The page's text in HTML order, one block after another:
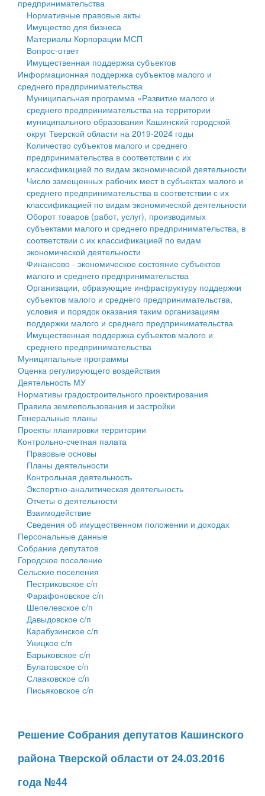
Государственные услуги
Промышленность и АПК
Экономика и бизнес
...
Символика
Устав
Гостям округа
Туризм
Культура
Образование
Здравоохранение
Социальная защита
Фотоальбом
муниципального округа Тверской области
Администрация Кашинского муниципального округа
Тверской области
Управление сельскими территориями
Открытые данные
Работа с обращениями граждан
Муниципальный контроль
Муниципальные услуги
Проекты административных регламентов
Антимонопольный комплаенс
Противодействие коррупции
Финансовое управление
Бюджет для граждан
Имущество
Выявление правообладателей ранее учтенных
объектов недвижимости
Имущественная поддержка субъектов малого и
среднего предпринимательства
Информационная поддержка субъектов малого и
среднего предпринимательства
Муниципальные программы
Контрольно-счетная палата
Персональные данные
Оценка регулирующего воздействия
Деятельность МУ
Нормативы градостроительного проектирования
Правила землепользования и застройки
Генеральные планы
Проекты планировки территории
Собрание депутатов
Городское поселение
Сельские поселения
предпринимательства
Нормативные правовые акты
Имущество для бизнеса
Материалы Корпорации МСП
Вопрос-ответ
Имущественная поддержка субъектов
Информационная поддержка субъектов малого и
среднего предпринимательства
Муниципальная программа «Развитие малого и
среднего предпринимательства на территории
муниципального образования Кашинский городской
округ Тверской области на 2019-2024 годы
Количество субъектов малого и среднего
предпринимательства в соответствии с их
классификацией по видам экономической деятельности
Число замещенных рабочих мест в субъектах малого и
среднего предпринимательства в соответствии с их
классификацией по видам экономической деятельности
Оборот товаров (работ, услуг), производимых
субъектами малого и среднего предпринимательства, в
соответствии с их классификацией по видам
экономической деятельности
Финансово - экономическое состояние субъектов
малого и среднего предпринимательства
Организации, образующие инфраструктуру поддержки
субъектов малого и среднего предпринимательства,
условия и порядок оказания таким организациям
поддержки малого и среднего предпринимательства
Имущественная поддержка субъектов малого и
среднего предпринимательства
Муниципальные программы
Оценка регулирующего воздействия
Деятельность МУ
Нормативы градостроительного проектирования
Правила землепользования и застройки
Генеральные планы
Проекты планировки территории
Контрольно-счетная палата
Правовые основы
Планы деятельности
Контрольная деятельность
Экспертно-аналитическая деятельность
Отчеты о деятельности
Взаимодействие
Сведения об имущественном положении и доходах
Персональные данные
Собрание депутатов
Городское поселение
Сельские поселения
Пестриковское с/п
Фарафоновское с/п
Шепелевское с/п
Давыдовское с/п
Карабузинское с/п
Уницкое с/п
Барыковское с/п
Булатовское с/п
Славковское с/п
Письяковское с/п
Решение Собрания депутатов Кашинского
района Тверской области от 24.03.2016
года №44